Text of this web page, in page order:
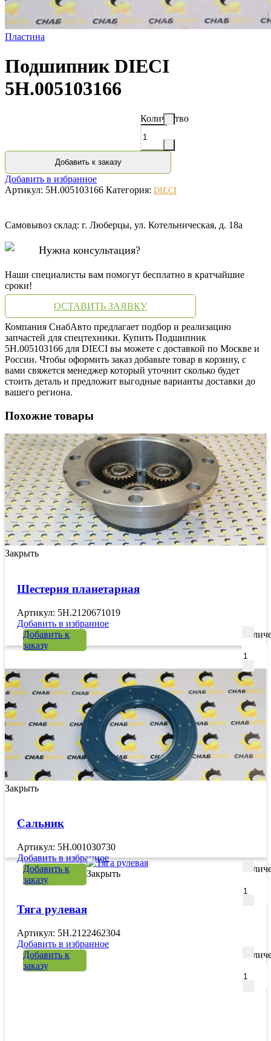
Пластина
Подшипник DIECI
5H.005103166
Количество
Добавить к заказу
Добавить в избранное
Артикул: 5H.005103166 Категория: DIECI
Самовывоз склад: г. Люберцы, ул. Котельническая, д. 18а
Нужна консультация?
Наши специалисты вам помогут бесплатно в кратчайшие
сроки!
ОСТАВИТЬ ЗАЯВКУ
Компания СнабАвто предлагает подбор и реализацию
запчастей для спецтехники. Купить Подшипник
5H.005103166 для DIECI вы можете с доставкой по Москве и
России. Чтобы оформить заказ добавьте товар в корзину, с
вами свяжется менеджер который уточнит сколько будет
стоить деталь и предложит выгодные варианты доставки до
вашего региона.
Похожие товары
Закрыть
Шестерня планетарная
Артикул: 5H.2120671019
Добавить в избранное
Добавить к
заказу
Закрыть
Сальник
Артикул: 5H.001030730
Добавить в избранное
Добавить к
заказу
Закрыть
Тяга рулевая
Артикул: 5H.2122462304
Добавить в избранное
Добавить к
заказу